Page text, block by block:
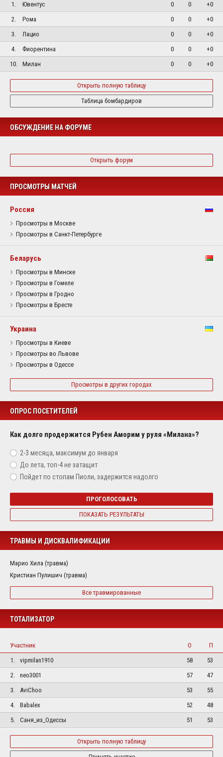
1.
Ювентус 0 0
+0
2.
Рома 0 0
+0
3.
Лацио 0 0
+0
4.
Фиорентина 0 0
+0
10.
Милан 0 0 +0
Открыть полную таблицу
Таблица бомбардиров
ОБСУЖДЕНИЕ НА ФОРУМЕ
Открыть форум
ПРОСМОТРЫ МАТЧЕЙ
Россия
Просмотры в Москве
Просмотры в Санкт-Петербурге
Беларусь
Просмотры в Минске
Просмотры в Гомеле
Просмотры в Гродно
Просмотры в Бресте
Украина
Просмотры в Киеве
Просмотры во Львове
Просмотры в Одессе
Просмотры в других городах
ОПРОС ПОСЕТИТЕЛЕЙ
Как долго продержится Рубен Аморим у руля «Милана»?
2-3 месяца, максимум до января
До лета, топ-4 не затащит
Пойдет по стопам Пиоли, задержится надолго
ПРОГОЛОСОВАТЬ
ПОКАЗАТЬ РЕЗУЛЬТАТЫ
ТРАВМЫ И ДИСКВАЛИФИКАЦИИ
Марио Хила (травма)
Кристиан Пулишич (травма)
Все травмированные
ТОТАЛИЗАТОР
Участник О
П
1.
vipmilan1910 58
53
2.
neo3001 57
47
3.
AviChoo 53
55
4.
Babalex 52
48
5.
Саня_из_Одессы 51 53
Открыть полную таблицу